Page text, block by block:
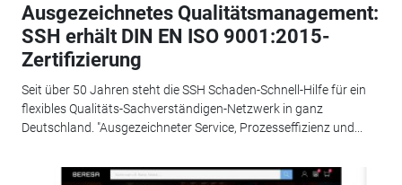
Ausgezeichnetes Qualitätsmanagement:
SSH erhält DIN EN ISO 9001:2015-
Zertifizierung
Seit über 50 Jahren steht die SSH Schaden-Schnell-Hilfe für ein
flexibles Qualitäts-Sachverständigen-Netzwerk in ganz
Deutschland. "Ausgezeichneter Service, Prozesseffizienz und...